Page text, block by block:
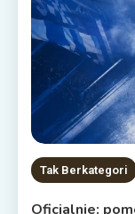
Tak Berkategori
Oficjalnie: